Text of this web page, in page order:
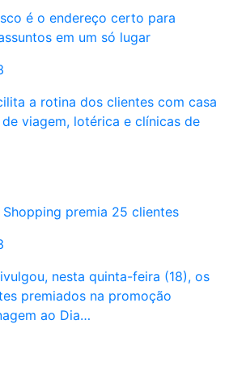
é o endereço certo para
em um só lugar
a rotina dos clientes com casa
viagem, lotérica e clínicas de
premia 25 clientes
nesta quinta-feira (18), os
premiados na promoção
ao Dia…